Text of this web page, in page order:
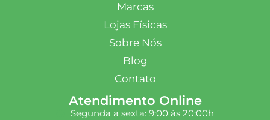
Marcas
Lojas Físicas
Sobre Nós
Blog
Contato
Atendimento Online
Segunda a sexta: 9:00 às 20:00h